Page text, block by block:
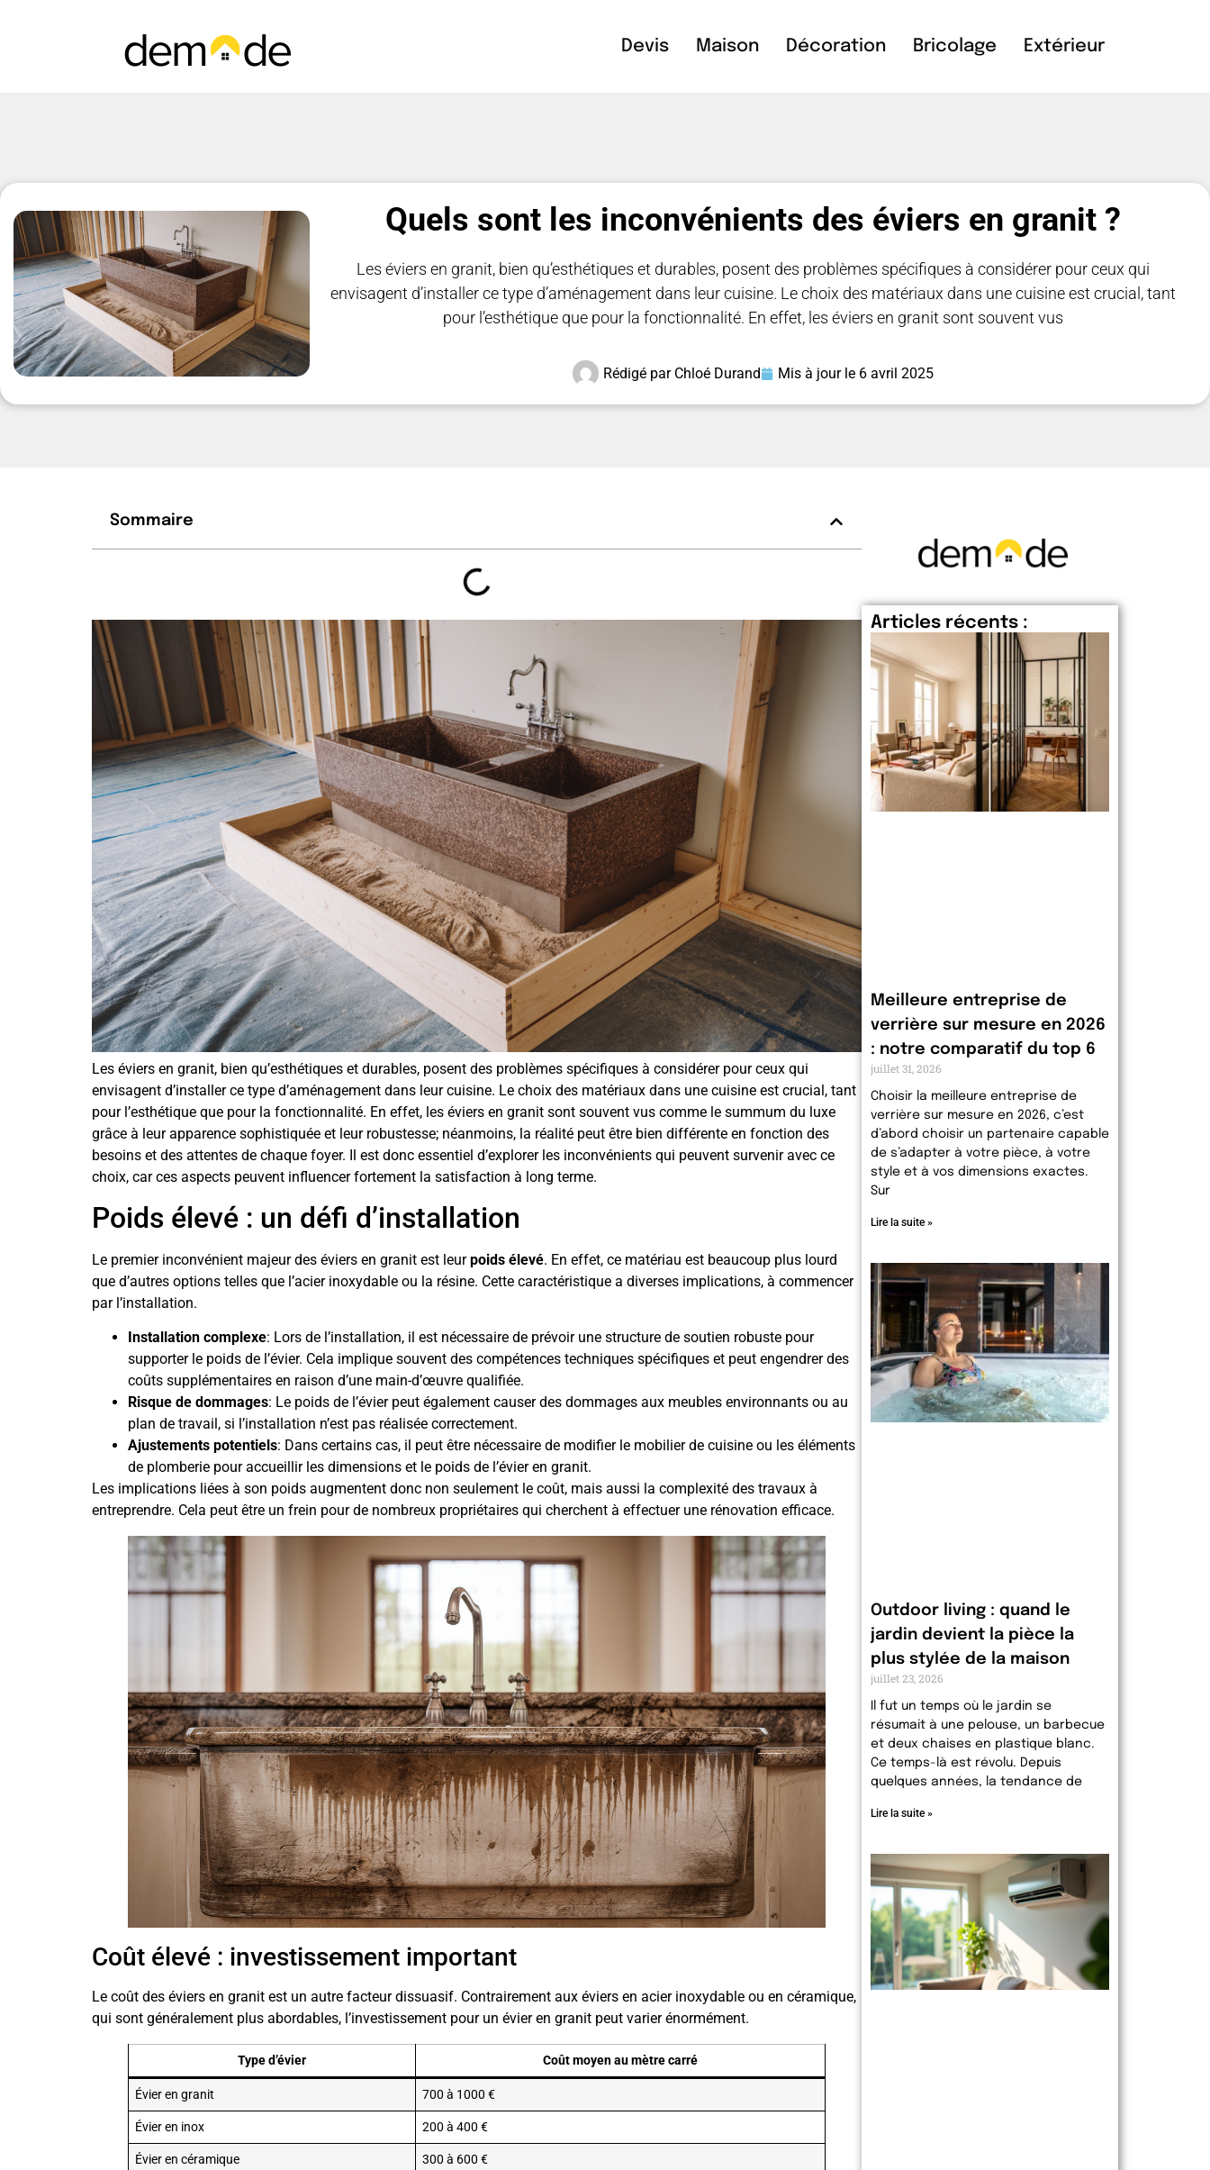
Devis Maison Décoration Bricolage Extérieur
Quels sont les inconvénients des éviers en granit ?
Les éviers en granit, bien qu’esthétiques et durables, posent des problèmes spécifiques à considérer pour ceux qui
envisagent d’installer ce type d’aménagement dans leur cuisine. Le choix des matériaux dans une cuisine est crucial, tant
pour l’esthétique que pour la fonctionnalité. En effet, les éviers en granit sont souvent vus
Rédigé par Chloé Durand Mis à jour le 6 avril 2025
Sommaire
Les éviers en granit, bien qu’esthétiques et durables, posent des problèmes spécifiques à considérer pour ceux qui
envisagent d’installer ce type d’aménagement dans leur cuisine. Le choix des matériaux dans une cuisine est crucial, tant
pour l’esthétique que pour la fonctionnalité. En effet, les éviers en granit sont souvent vus comme le summum du luxe
grâce à leur apparence sophistiquée et leur robustesse; néanmoins, la réalité peut être bien différente en fonction des
besoins et des attentes de chaque foyer. Il est donc essentiel d’explorer les inconvénients qui peuvent survenir avec ce
choix, car ces aspects peuvent influencer fortement la satisfaction à long terme.
Poids élevé : un défi d’installation
Le premier inconvénient majeur des éviers en granit est leurpoids élevé. En effet, ce matériau est beaucoup plus lourd
que d’autres options telles que l’acier inoxydable ou la résine. Cette caractéristique a diverses implications, à commencer
par l’installation.
Installation complexe: Lors de l’installation, il est nécessaire de prévoir une structure de soutien robuste pour
supporter le poids de l’évier. Cela implique souvent des compétences techniques spécifiques et peut engendrer des
coûts supplémentaires en raison d’une main-d’œuvre qualifiée.
Risque de dommages: Le poids de l’évier peut également causer des dommages aux meubles environnants ou au
plan de travail, si l’installation n’est pas réalisée correctement.
Ajustements potentiels: Dans certains cas, il peut être nécessaire de modifier le mobilier de cuisine ou les éléments
de plomberie pour accueillir les dimensions et le poids de l’évier en granit.
Les implications liées à son poids augmentent donc non seulement le coût, mais aussi la complexité des travaux à
entreprendre. Cela peut être un frein pour de nombreux propriétaires qui cherchent à effectuer une rénovation efficace.
Coût élevé : investissement important
Le coût des éviers en granit est un autre facteur dissuasif. Contrairement aux éviers en acier inoxydable ou en céramique,
qui sont généralement plus abordables, l’investissement pour un évier en granit peut varier énormément.
Type d’évier Coût moyen au mètre carré
Évier en granit 700 à 1000 €
Évier en inox 200 à 400 €
Évier en céramique 300 à 600 €
Articles récents :
Meilleure entreprise de
verrière sur mesure en 2026
: notre comparatif du top 6
juillet 31, 2026
Choisir la meilleure entreprise de
verrière sur mesure en 2026, c’est
d’abord choisir un partenaire capable
de s’adapter à votre pièce, à votre
style et à vos dimensions exactes.
Sur
Lire la suite »
Outdoor living : quand le
jardin devient la pièce la
plus stylée de la maison
juillet 23, 2026
Il fut un temps où le jardin se
résumait à une pelouse, un barbecue
et deux chaises en plastique blanc.
Ce temps-là est révolu. Depuis
quelques années, la tendance de
Lire la suite »